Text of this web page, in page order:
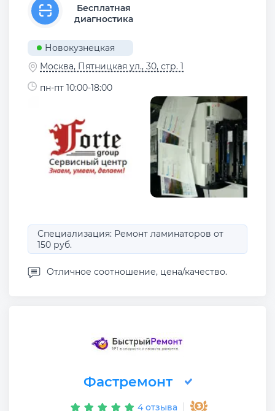
Бесплатная
диагностика
Новокузнецкая
Москва, Пятницкая ул., 30, стр. 1
пн-пт 10:00-18:00
Специализация: Ремонт ламинаторов от
150 руб.
Отличное соотношение, цена/качество.
Фастремонт
4 отзыва